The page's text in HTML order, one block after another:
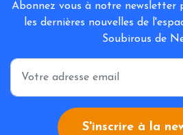
Abonnez vous à notre newsletter
les dernières nouvelles de
Soubirous de
S'inscrire à la